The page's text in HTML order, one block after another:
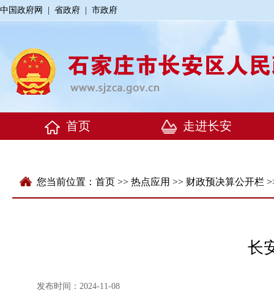
中国政府网 省政府 市政府
您当前位置： 首页 >> 热点应用 >> 财政预决算公开栏
长
发布时间：2024-11-08